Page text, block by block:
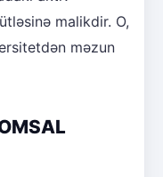
malikdir. O,
məzun